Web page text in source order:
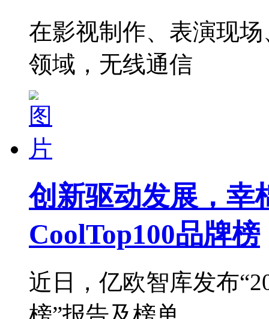
在影视制作、表演现
领域，无线通信
创新驱动发展，幸
CoolTop100品牌榜
近日，亿欧智库发布